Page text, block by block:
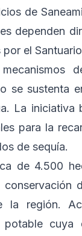
de
dependen
el
se sustenta
La iniciativa
para la
de sequía.
de 4.500
la región.
cuya